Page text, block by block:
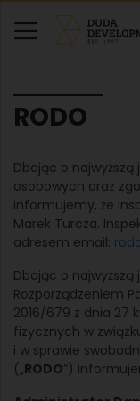
RODO
Dbając o
osobowych oraz
informujemy, że
Marek Turcza.
adresem email:
Dbając o najwyższą
Rozporządzeniem
2016/679 z dnia 27
fizycznych w
i w sprawie
(„RODO”)